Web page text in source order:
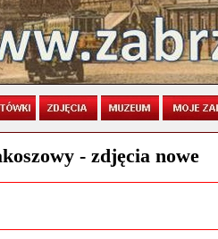
- zdjęcia nowe